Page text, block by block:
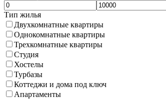
Тип жилья
Двухкомнатные квартиры
Однокомнатные квартиры
Трехкомнатные квартиры
Студия
Хостелы
Турбазы
Коттеджи и дома под ключ
Апартаменты